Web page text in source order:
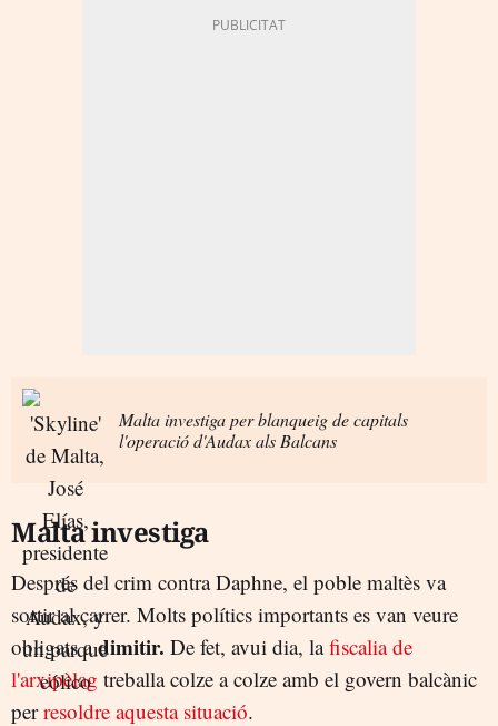
Malta investiga per blanqueig de capitals
l'operació d'Audax als Balcans
Malta investiga
Després del crim contra Daphne, el poble maltès va
sortir al carrer. Molts polítics importants es van veure
obligats adimitir. De fet, avui dia, lafiscalia de
l'arxipèlag treballa colze a colze amb el govern balcànic
perresoldre aquesta situació.